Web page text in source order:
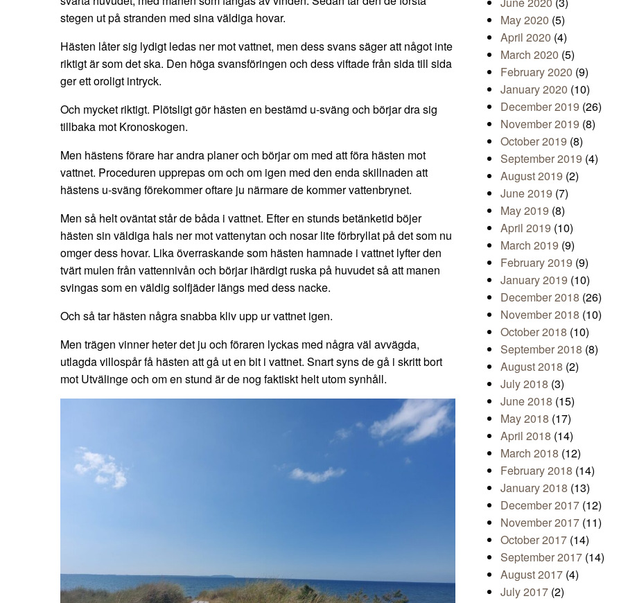
stegen ut på stranden med sina väldiga hovar.
Hästen låter sig lydigt ledas ner mot vattnet, men dess svans säger att något inte
riktigt är som det ska. Den höga svansföringen och dess viftade från sida till sida
ger ett oroligt intryck.
Och mycket riktigt. Plötsligt gör hästen en bestämd u-sväng och börjar dra sig
tillbaka mot Kronoskogen.
Men hästens förare har andra planer och börjar om med att föra hästen mot
vattnet. Proceduren upprepas om och om igen med den enda skillnaden att
hästens u-sväng förekommer oftare ju närmare de kommer vattenbrynet.
Men så helt oväntat står de båda i vattnet. Efter en stunds betänketid böjer
hästen sin väldiga hals ner mot vattenytan och nosar lite förbryllat på det som nu
omger dess hovar. Lika överraskande som hästen hamnade i vattnet lyfter den
tvärt mulen från vattennivån och börjar ihärdigt ruska på huvudet så att manen
svingas som en väldig solfjäder längs med dess nacke.
Och så tar hästen några snabba kliv upp ur vattnet igen.
Men trägen vinner heter det ju och föraren lyckas med några väl avvägda,
utlagda villospår få hästen att gå ut en bit i vattnet. Snart syns de gå i skritt bort
mot Utvälinge och om en stund är de nog faktiskt helt utom synhåll.
May 2020 (5)
April 2020 (4)
March 2020 (5)
February 2020 (9)
January 2020 (10)
December 2019 (26)
November 2019 (8)
October 2019 (8)
September 2019 (4)
August 2019 (2)
June 2019 (7)
May 2019 (8)
April 2019 (10)
March 2019 (9)
February 2019 (9)
January 2019 (10)
December 2018 (26)
November 2018 (10)
October 2018 (10)
September 2018 (8)
August 2018 (2)
July 2018 (3)
June 2018 (15)
May 2018 (17)
April 2018 (14)
March 2018 (12)
February 2018 (14)
January 2018 (13)
December 2017 (12)
November 2017 (11)
October 2017 (14)
September 2017 (14)
August 2017 (4)
July 2017 (2)